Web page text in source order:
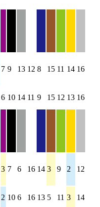
7 9 13 12 8 15 11 14 16
6 10 14 11 9 15 12 13 16
3 7 6 16 14 3 9 2 12
2 10 6 16 13 5 11 3 14